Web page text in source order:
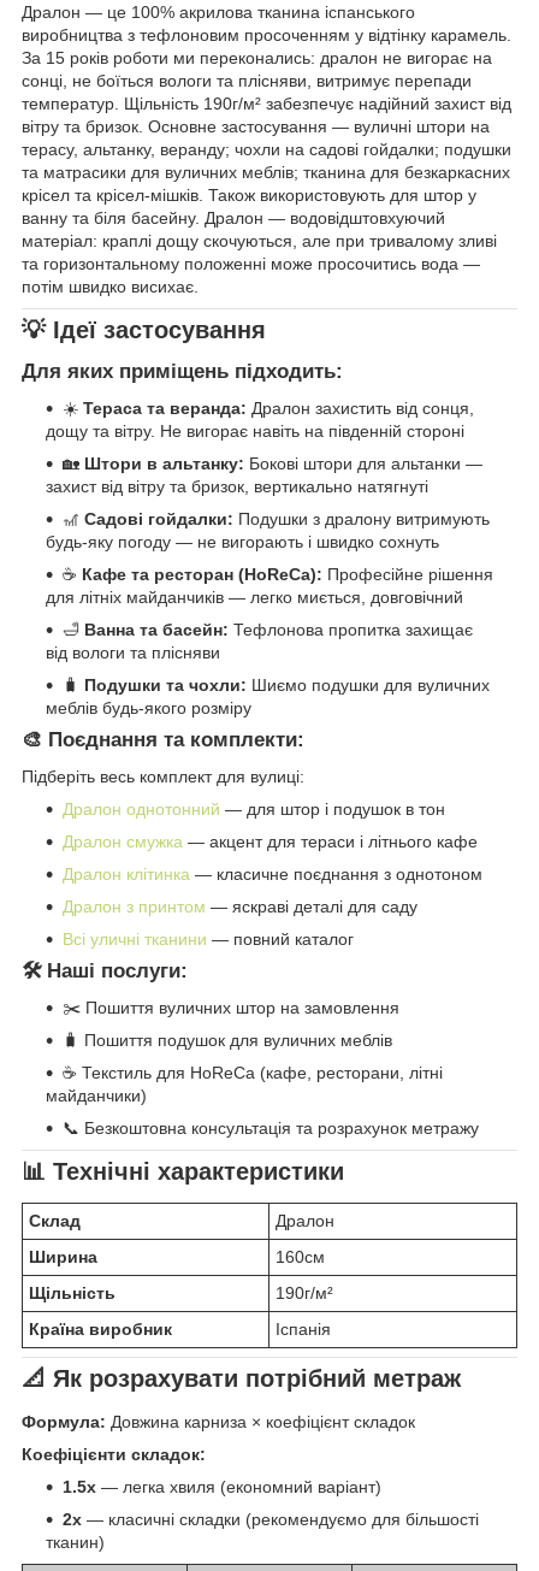
Дралон — це 100% акрилова тканина іспанського
виробництва з тефлоновим просоченням у відтінку карамель.
За 15 років роботи ми переконались: дралон не вигорає на
сонці, не боїться вологи та плісняви, витримує перепади
температур. Щільність 190г/м² забезпечує надійний захист від
вітру та бризок. Основне застосування — вуличні штори на
терасу, альтанку, веранду; чохли на садові гойдалки; подушки
та матрасики для вуличних меблів; тканина для безкаркасних
крісел та крісел-мішків. Також використовують для штор у
ванну та біля басейну. Дралон — водовідштовхуючий
матеріал: краплі дощу скочуються, але при тривалому зливі
та горизонтальному положенні може просочитись вода —
потім швидко висихає.
💡 Ідеї застосування
Для яких приміщень підходить:
☀️ Тераса та веранда: Дралон захистить від сонця,
дощу та вітру. Не вигорає навіть на південній стороні
🏡 Штори в альтанку: Бокові штори для альтанки —
захист від вітру та бризок, вертикально натягнуті
🎢 Садові гойдалки: Подушки з дралону витримують
будь-яку погоду — не вигорають і швидко сохнуть
☕ Кафе та ресторан (HoReCa): Професійне рішення
для літніх майданчиків — легко миється, довговічний
🛁 Ванна та басейн: Тефлонова пропитка захищає
від вологи та плісняви
🧳 Подушки та чохли: Шиємо подушки для вуличних
меблів будь-якого розміру
🎨 Поєднання та комплекти:
Підберіть весь комплект для вулиці:
Дралон однотонний — для штор і подушок в тон
Дралон смужка — акцент для тераси і літнього кафе
Дралон клітинка — класичне поєднання з однотоном
Дралон з принтом — яскраві деталі для саду
Всі уличні тканини — повний каталог
🛠️ Наші послуги:
✂️ Пошиття вуличних штор на замовлення
🧳 Пошиття подушок для вуличних меблів
☕ Текстиль для HoReCa (кафе, ресторани, літні
майданчики)
📞 Безкоштовна консультація та розрахунок метражу
📊 Технічні характеристики
Склад
Дралон
Ширина
160см
Щільність
190г/м²
Країна виробник
Іспанія
📐 Як розрахувати потрібний метраж
Формула: Довжина карниза × коефіцієнт складок
Коефіцієнти складок:
1.5x — легка хвиля (економний варіант)
2x — класичні складки (рекомендуємо для більшості
тканин)